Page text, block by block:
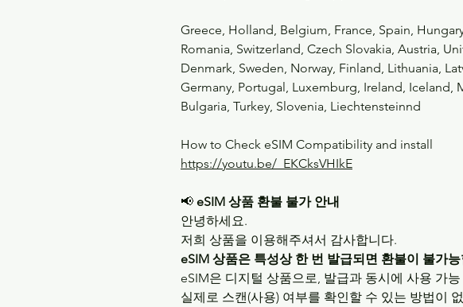
Greece, Holland, Belgium, France, Spain,
Romania, Switzerland, Czech Slovakia, Austria,
Denmark, Sweden, Norway, Finland, Lithuania,
Germany, Portugal, Luxemburg, Ireland, Iceland,
Bulgaria, Turkey, Slovenia, Liechtensteinnd
How to Check eSIM Compatibility and install
https://youtu.be/_EKCksVHIkE
📢 eSIM 상품 환불 불가 안내
안녕하세요.
저희 상품을 이용해주셔서 감사합니다.
eSIM 상품은 특성상 한 번 발급되면 환불이 불가
eSIM은 디지털 상품으로, 발급과 동시에 사용 가
실제로 스캔(사용) 여부를 확인할 수 있는 방법이